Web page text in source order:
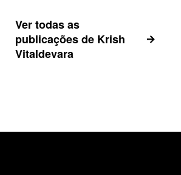
Ver todas as
publicações de Krish
Vitaldevara